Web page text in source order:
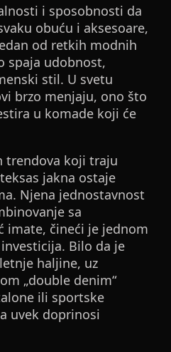
i sposobnosti da
obuću i aksesoare,
od retkih modnih
spaja udobnost,
stil. U svetu
brzo menjaju, ono što
u komade koji će
trendova koji traju
jakna ostaje
Njena jednostavnost
sa
imate, čineći je jednom
Bilo da je
haljine, uz
„double denim“
ili sportske
uvek doprinosi